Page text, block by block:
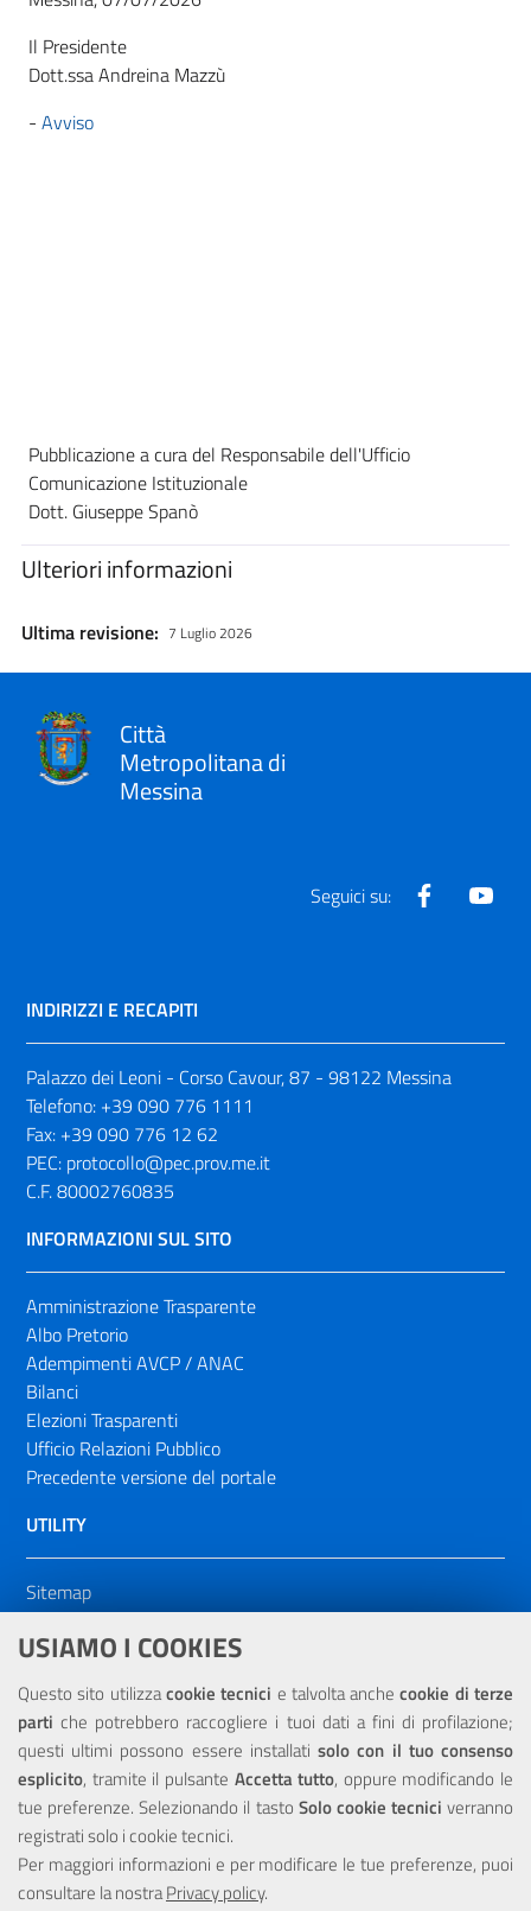
USIAMO I COOKIES
Questo sito utilizzacookie tecnici e talvolta anchecookie di terze
parti che potrebbero raccogliere i tuoi dati a fini di profilazione;
questi ultimi possono essere installatisolo con il tuo consenso
esplicito, tramite il pulsante Accetta tutto, oppure modificando le
tue preferenze. Selezionando il tasto Solo cookie tecnici verranno
registrati solo i cookie tecnici.
Per maggiori informazioni e per modificare le tue preferenze, puoi
consultare la nostraPrivacy policy.
Il Presidente
Dott.ssa Andreina Mazzù
- Avviso
Pubblicazione a cura del Responsabile dell'Ufficio
Comunicazione Istituzionale
Dott. Giuseppe Spanò
Ulteriori informazioni
Ultima revisione: 7 Luglio 2026
Città
Metropolitana di
Messina
Seguici su: Facebook
INDIRIZZI E RECAPITI
Palazzo dei Leoni - Corso Cavour, 87 - 98122 Messina
Telefono: +39 090 776 1111
Fax: +39 090 776 12 62
PEC: protocollo@pec.prov.me.it
C.F. 80002760835
INFORMAZIONI SUL SITO
Amministrazione Trasparente
Albo Pretorio
Adempimenti AVCP / ANAC
Bilanci
Elezioni Trasparenti
Ufficio Relazioni Pubblico
Precedente versione del portale
UTILITY
Sitemap
Dichiarazione di accessibilità
NOTE LEGALI
Privacy
Portale realizzato con la partecipazione finanziaria dell'Unione
Europea tramite i fondi del POR Sicilia 2000/2006 Misura 6.05 -